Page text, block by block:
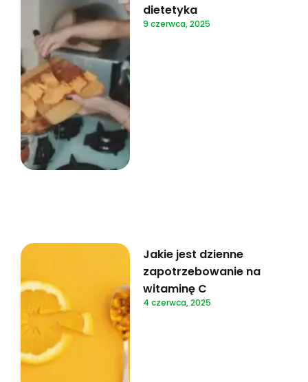
dietetyka
9 czerwca, 2025
Jakie jest dzienne
zapotrzebowanie na
witaminę C
4 czerwca, 2025